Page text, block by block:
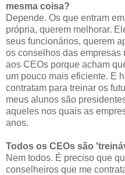
mesma coisa?
Depende. Os que entram
própria, querem melhorar.
seus funcionários, querem
os conselhos das empresas
aos CEOs porque acham
um pouco mais eficiente. E
contratam para treinar os
meus alunos são
aqueles nos quais as
anos.
Todos os CEOs são
Nem todos. É preciso que
conselheiros que me